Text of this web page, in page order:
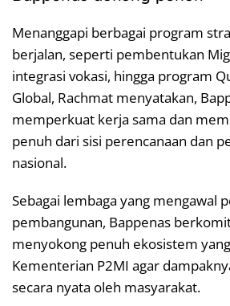
Menanggapi berbagai program
berjalan, seperti pembentukan
integrasi vokasi, hingga program
Global, Rachmat menyatakan,
memperkuat kerja sama dan
penuh dari sisi perencanaan dan
nasional.
Sebagai lembaga yang mengawal
pembangunan, Bappenas
menyokong penuh ekosistem
Kementerian P2MI agar
secara nyata oleh masyarakat.